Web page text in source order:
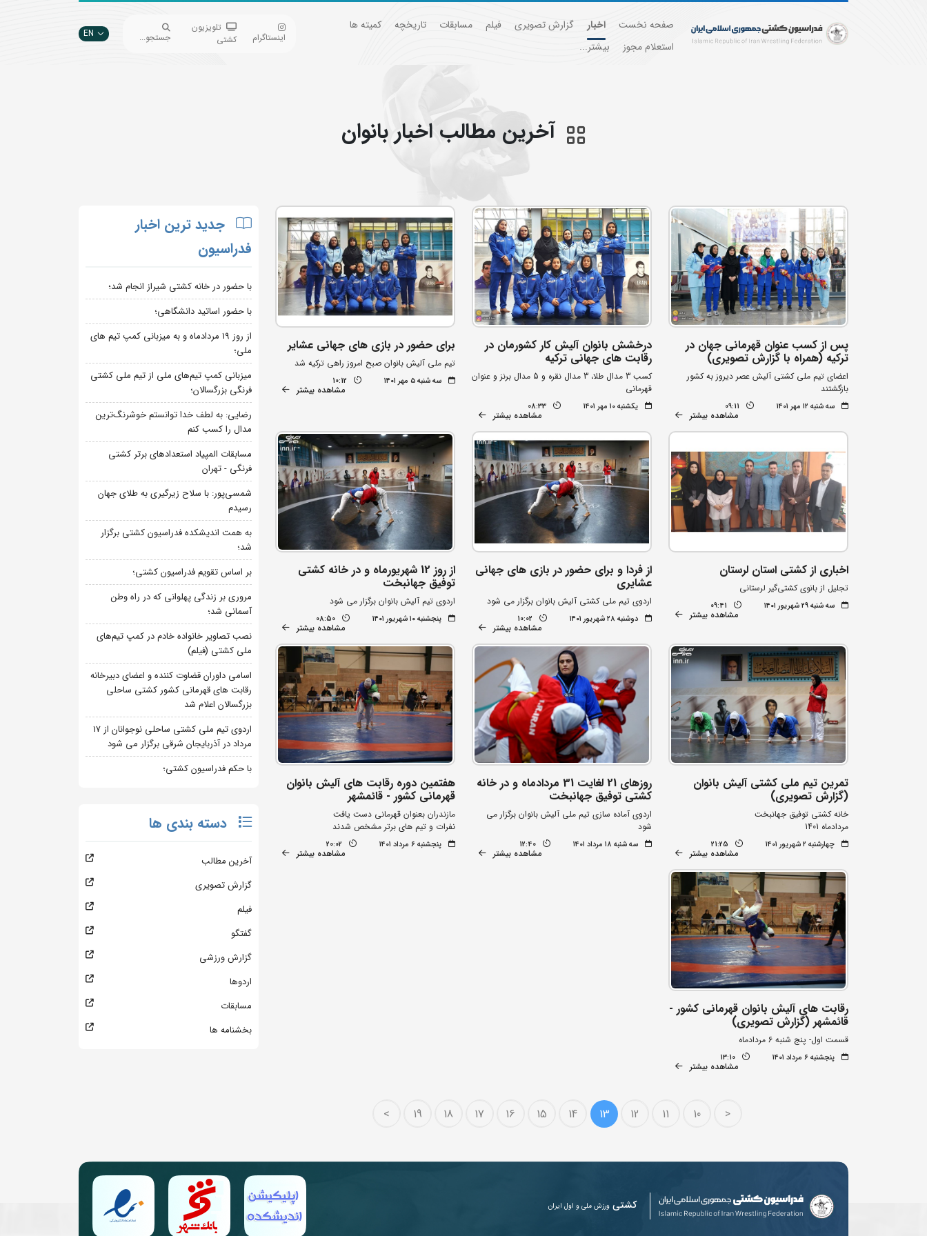
صفحه نخست اخبار گزارش تصویری فیلم مسابقات تاریخچه
کمیته ها
استعلام مجوز
بیشتر...
اینستاگرام
تلویزیون
کشتی
جستجو... EN
آخرین مطالب اخبار بانوان
پس از کسب عنوان قهرمانی جهان در
ترکیه (همراه با گزارش تصویری)
اعضای تیم ملی کشتی آلیش عصر دیروز به کشور
بازگشتند
سه شنبه ۱۲ مهر ۱۴۰۱ 09:11
مشاهده بیشتر
درخشش بانوان آلیش کار کشورمان در
رقابت های جهانی ترکیه
کسب 3 مدال طلا، 3 مدال نقره و 5 مدال برنز و عنوان
قهرمانی
یکشنبه ۱۰ مهر ۱۴۰۱ 08:33
مشاهده بیشتر
برای حضور در بازی های جهانی عشایر
تیم ملی آلیش بانوان صبح امروز راهی ترکیه شد
سه شنبه ۵ مهر ۱۴۰۱ 10:12
مشاهده بیشتر
اخباری از کشتی استان لرستان
تجلیل از بانوی کشتی‌گیر لرستانی
سه شنبه ۲۹ شهریور ۱۴۰۱ 09:41
مشاهده بیشتر
از فردا و برای حضور در بازی های جهانی
عشایری
اردوی تیم ملی کشتی آلیش بانوان برگزار می شود
دوشنبه ۲۸ شهریور ۱۴۰۱ 10:02
مشاهده بیشتر
از روز 12 شهریورماه و در خانه کشتی
توفیق جهانبخت
اردوی تیم آلیش بانوان برگزار می شود
پنجشنبه ۱۰ شهریور ۱۴۰۱ 08:50
مشاهده بیشتر
تمرین تیم ملی کشتی آلیش بانوان
(گزارش تصویری)
خانه کشتی توفیق جهانبخت
مردادماه 1401
چهارشنبه ۲ شهریور ۱۴۰۱ 21:25
مشاهده بیشتر
روزهای 21 لغایت 31 مردادماه و در خانه
کشتی توفیق جهانبخت
اردوی آماده سازی تیم ملی آلیش بانوان برگزار می
شود
سه شنبه ۱۸ مرداد ۱۴۰۱ 12:40
مشاهده بیشتر
هفتمین دوره رقابت های آلیش بانوان
قهرمانی کشور - قائمشهر
مازندران بعنوان قهرمانی دست یافت
نفرات و تیم های برتر مشخص شدند
پنجشنبه ۶ مرداد ۱۴۰۱ 20:02
مشاهده بیشتر
رقابت های آلیش بانوان قهرمانی کشور -
قائمشهر (گزارش تصویری)
قسمت اول- پنج شنبه 6 مردادماه
پنجشنبه ۶ مرداد ۱۴۰۱ 13:10
مشاهده بیشتر
<
10
11
12
13
14
15
16
17
18
19
>
جدید ترین اخبار
فدراسیون
با حضور در خانه کشتی شیراز انجام شد؛
با حضور اساتید دانشگاهی؛
از روز 19 مردادماه و به میزبانی کمپ تیم های
ملی؛
میزبانی کمپ تیم‌های ملی از تیم ملی کشتی
فرنگی بزرگسالان؛
رضایی: به لطف خدا توانستم خوشرنگ‌ترین
مدال را کسب کنم
مسابقات المپیاد استعدادهای برتر کشتی
فرنگی - تهران
شمسی‌پور: با سلاح زیرگیری به طلای جهان
رسیدم
به همت اندیشکده فدراسیون کشتی برگزار
شد؛
بر اساس تقویم فدراسیون کشتی؛
مروری بر زندگی پهلوانی که در راه وطن
آسمانی شد؛
نصب تصاویر خانواده خادم در کمپ تیم‌های
ملی کشتی (فیلم)
اسامی داوران قضاوت کننده و اعضای دبیرخانه
رقابت های قهرمانی کشور کشتی ساحلی
بزرگسالان اعلام شد
اردوی تیم ملی کشتی ساحلی نوجوانان از 17
مرداد در آذربایجان شرقی برگزار می شود
با حکم فدراسیون کشتی؛
دسته بندی ها
آخرین مطالب
گزارش تصویری
فیلم
گفتگو
گزارش ورزشی
اردوها
مسابقات
بخشنامه ها
کشتی ورزش ملی و اول ایران